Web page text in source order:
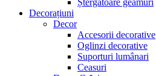
Ștergătoare geamuri
Decorațiuni
Decor
Accesorii decorative
Oglinzi decorative
Suporturi lumânari
Ceasuri